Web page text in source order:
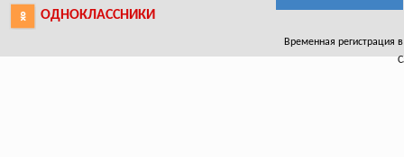
ОДНОКЛАССНИКИ
Временная регистрация